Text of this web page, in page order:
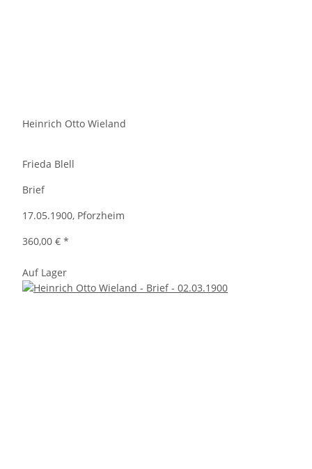
Heinrich Otto Wieland
Frieda Blell
Brief
17.05.1900, Pforzheim
360,00 € *
Auf Lager